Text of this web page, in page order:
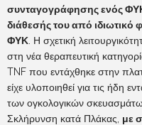
συνταγογράφησης ενός
διάθεσής του από
ΦΥΚ . Η σχετική
στη νέα θεραπευτική
TNF που εντάχθηκε στην
είχε υλοποιηθεί για τις ήδη
των ογκολογικών
Σκλήρυνση κατά Πλάκας, με